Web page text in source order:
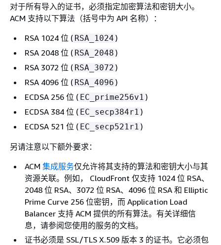
对于所有导入的证书，必须指定加密算法和密钥大小。
ACM 支持以下算法（括号中为 API 名称）：
RSA 1024 位 ( RSA_1024 )
RSA 2048 位 ( RSA_2048 )
RSA 3072 位 ( RSA_3072 )
RSA 4096 位 ( RSA_4096 )
ECDSA 256 位 ( EC_prime256v1 )
ECDSA 384 位 ( EC_secp384r1 )
ECDSA 521 位 ( EC_secp521r1 )
另请注意以下额外要求：
ACM 集成服务仅允许将其支持的算法和密钥大小与其
资源关联。例如， CloudFront 仅支持 1024 位 RSA、
2048 位 RSA、3072 位 RSA、4096 位 RSA 和 Elliptic
Prime Curve 256 位密钥，而 Application Load
Balancer 支持 ACM 提供的所有算法。有关详细信
息，请参阅您使用的服务的文档。
证书必须是 SSL/TLS X.509 版本 3 的证书。它必须包